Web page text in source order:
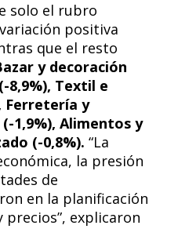
solo el rubro
positiva
que el resto
y decoración
8,9%), Textil e
Ferretería y
1,9%), Alimentos y
(-0,8%). “La
la presión
de
en la planificación
precios”, explicaron